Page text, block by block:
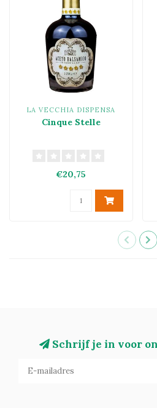
LA VECCHIA DISPENSA
Cinque Stelle
€20,75
Schrijf je in voor